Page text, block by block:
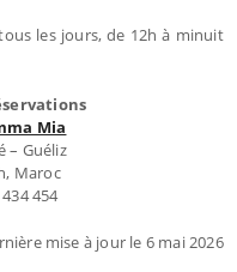
les jours, de 12h à minuit
Mia
– Guéliz
Maroc
454
mise à jour le 6 mai 2026